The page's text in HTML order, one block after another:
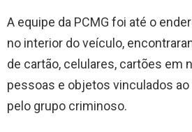
A equipe da PCMG foi até o
no interior do veículo,
de cartão, celulares, cartões em
pessoas e objetos vinculados
pelo grupo criminoso.